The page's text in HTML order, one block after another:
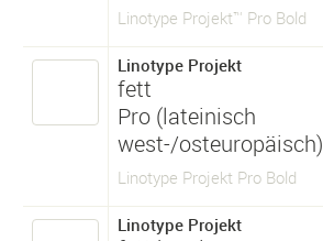
Linotype Projekt™ Pro Bold
Linotype Projekt
fett
Pro (lateinisch
west-/osteuropäisch)
Linotype Projekt Pro Bold
Linotype Projekt